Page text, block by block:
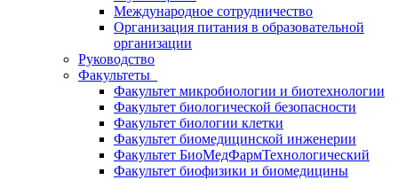
Международное сотрудничество
Организация питания в образовательной
организации
Руководство
Факультеты
Факультет микробиологии и биотехнологии
Факультет биологической безопасности
Факультет биологии клетки
Факультет биомедицинской инженерии
Факультет БиоМедФармТехнологический
Факультет биофизики и биомедицины